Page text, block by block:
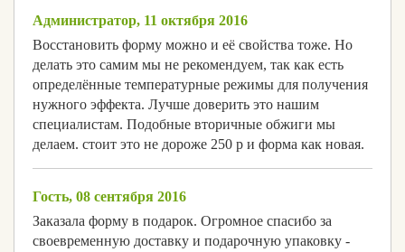
Администратор, 11 октября 2016
Восстановить форму можно и её свойства тоже. Но
делать это самим мы не рекомендуем, так как есть
определённые температурные режимы для получения
нужного эффекта. Лучше доверить это нашим
специалистам. Подобные вторичные обжиги мы
делаем. стоит это не дороже 250 р и форма как новая.
Гость, 08 сентября 2016
Заказала форму в подарок. Огромное спасибо за
своевременную доставку и подарочную упаковку -